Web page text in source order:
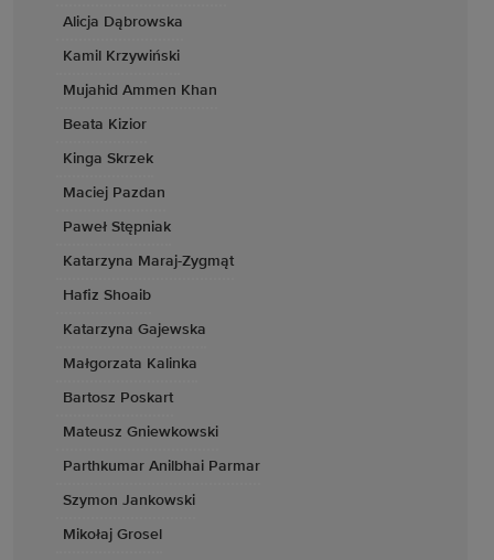
Alicja Dąbrowska
Kamil Krzywiński
Mujahid Ammen Khan
Beata Kizior
Kinga Skrzek
Maciej Pazdan
Paweł Stępniak
Katarzyna Maraj-Zygmąt
Hafiz Shoaib
Katarzyna Gajewska
Małgorzata Kalinka
Bartosz Poskart
Mateusz Gniewkowski
Parthkumar Anilbhai Parmar
Szymon Jankowski
Mikołaj Grosel